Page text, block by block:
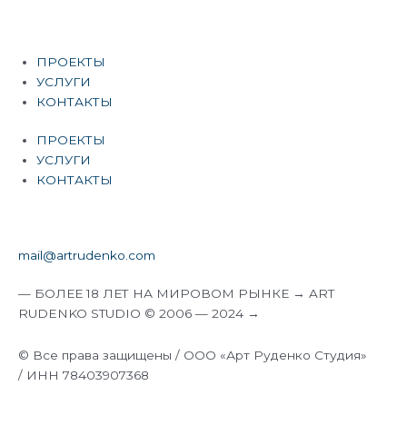
ПРОЕКТЫ
УСЛУГИ
КОНТАКТЫ
ПРОЕКТЫ
УСЛУГИ
КОНТАКТЫ
mail@artrudenko.com
— БОЛЕЕ 18 ЛЕТ НА МИРОВОМ РЫНКЕ → ART
RUDENKO STUDIO © 2006 — 2024 →
© Все права защищены / ООО «Арт Руденко Студия»
/ ИНН 78403907368